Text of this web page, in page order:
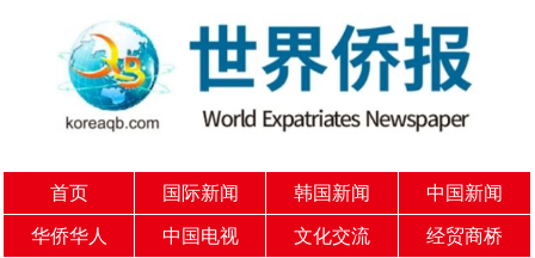
首页 国际新闻 韩国新闻 中国新闻
华侨华人 中国电视 文化交流 经贸商桥